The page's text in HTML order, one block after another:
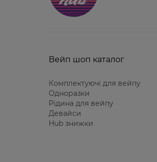
Вейп шоп каталог
Комплектуючі для вейпу
Одноразки
Рідина для вейпу
Девайси
Hub знижки